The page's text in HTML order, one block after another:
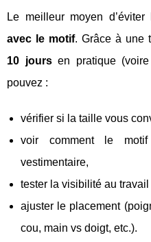
Le meilleur moyen
avec le motif. Grâce à une
10 joursen pratique (voire
pouvez :
vérifier si la taille vous
voir comment le
vestimentaire,
tester la visibilité au
ajuster le placement
cou, main vs doigt, etc.).